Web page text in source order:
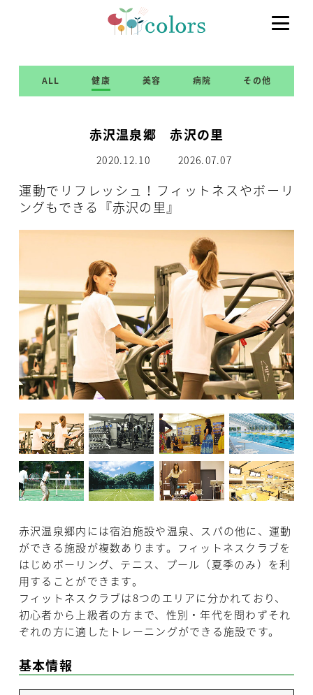
ALL 健康 美容 病院 その他
赤沢温泉郷 赤沢の里
2020.12.10 2026.07.07
運動でリフレッシュ！フィットネスやボーリ
ングもできる『赤沢の里』
赤沢温泉郷内には宿泊施設や温泉、スパの他に、運動
ができる施設が複数あります。フィットネスクラブを
はじめボーリング、テニス、プール（夏季のみ）を利
用することができます。
フィットネスクラブは8つのエリアに分かれており、
初心者から上級者の方まで、性別・年代を問わずそれ
ぞれの方に適したトレーニングができる施設です。
基本情報